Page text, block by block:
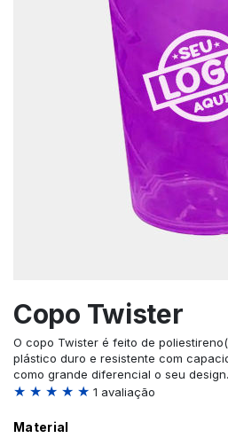
Copo Twister
O copo Twister é feito de
plástico duro e resistente com
como grande diferencial o seu design.
★ ★ ★ ★ ★ 1 avaliação
Material